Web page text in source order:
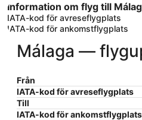
Information om flyg till
IATA-kod för avreseflygplats
IATA-kod för ankomstflygplats
Málaga —
Från
IATA-kod för avreseflygplats
Till
IATA-kod för ankomstflygplats